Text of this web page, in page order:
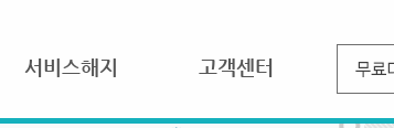
서비스해지 고객센터